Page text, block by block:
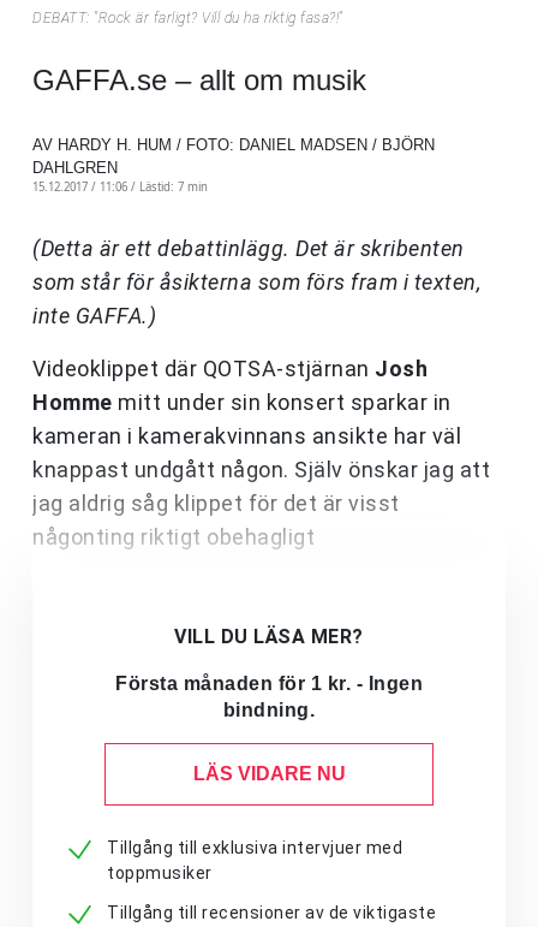
DEBATT: "Rock är farligt? Vill du ha riktig fasa?!"
GAFFA.se – allt om musik
AV HARDY H. HUM / FOTO: DANIEL MADSEN / BJÖRN
DAHLGREN
15.12.2017 / 11:06 / Lästid: 7 min
(Detta är ett debattinlägg. Det är skribenten
som står för åsikterna som förs fram i texten,
inte GAFFA.)
Videoklippet där QOTSA-stjärnan Josh
Homme mitt under sin konsert sparkar in
kameran i kamerakvinnans ansikte har väl
knappast undgått någon. Själv önskar jag att
jag aldrig såg klippet för det är visst
någonting riktigt obehagligt
VILL DU LÄSA MER?
Första månaden för 1 kr. - Ingen
bindning.
LÄS VIDARE NU
Tillgång till exklusiva intervjuer med
toppmusiker
Tillgång till recensioner av de viktigaste